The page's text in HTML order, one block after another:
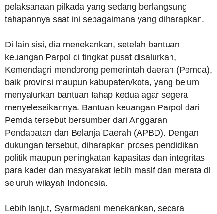
pelaksanaan pilkada yang sedang berlangsung
tahapannya saat ini sebagaimana yang diharapkan.
Di lain sisi, dia menekankan, setelah bantuan
keuangan Parpol di tingkat pusat disalurkan,
Kemendagri mendorong pemerintah daerah (Pemda),
baik provinsi maupun kabupaten/kota, yang belum
menyalurkan bantuan tahap kedua agar segera
menyelesaikannya. Bantuan keuangan Parpol dari
Pemda tersebut bersumber dari Anggaran
Pendapatan dan Belanja Daerah (APBD). Dengan
dukungan tersebut, diharapkan proses pendidikan
politik maupun peningkatan kapasitas dan integritas
para kader dan masyarakat lebih masif dan merata di
seluruh wilayah Indonesia.
Lebih lanjut, Syarmadani menekankan, secara